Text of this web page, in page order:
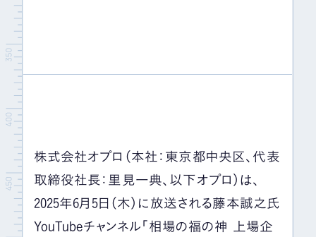
採用情報
お問い合わせ
株式会社オプロ（本社：東京都中央区、代表
取締役社長：里見一典、以下オプロ）は、
2025年6月5日（木）に放送される藤本誠之氏
YouTubeチャンネル「相場の福の神 上場企